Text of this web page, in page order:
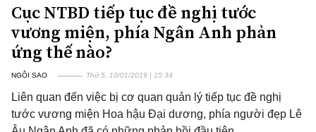
Cục NTBD tiếp tục đề nghị tước
vương miện, phía Ngân Anh phản
ứng thế nào?
NGÔI SAO Thứ 5, 10/01/2019 | 15:34
Liên quan đến việc bị cơ quan quản lý tiếp tục đề nghị
tước vương miện Hoa hậu Đại dương, phía người đẹp Lê